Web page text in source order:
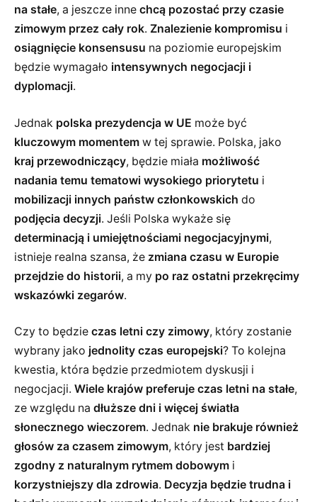
na stałe, a jeszcze inne chcą pozostać przy czasie
zimowym przez cały rok. Znalezienie kompromisu i
osiągnięcie konsensusu na poziomie europejskim
będzie wymagało intensywnych negocjacji i
dyplomacji.
Jednak polska prezydencja w UE może być
kluczowym momentem w tej sprawie. Polska, jako
kraj przewodniczący, będzie miała możliwość
nadania temu tematowi wysokiego priorytetu i
mobilizacji innych państw członkowskich do
podjęcia decyzji. Jeśli Polska wykaże się
determinacją i umiejętnościami negocjacyjnymi,
istnieje realna szansa, że zmiana czasu w Europie
przejdzie do historii, a my po raz ostatni przekręcimy
wskazówki zegarów.
Czy to będzie czas letni czy zimowy, który zostanie
wybrany jako jednolity czas europejski? To kolejna
kwestia, która będzie przedmiotem dyskusji i
negocjacji. Wiele krajów preferuje czas letni na stałe,
ze względu na dłuższe dni i więcej światła
słonecznego wieczorem. Jednak nie brakuje również
głosów za czasem zimowym, który jest bardziej
zgodny z naturalnym rytmem dobowym i
korzystniejszy dla zdrowia. Decyzja będzie trudna i